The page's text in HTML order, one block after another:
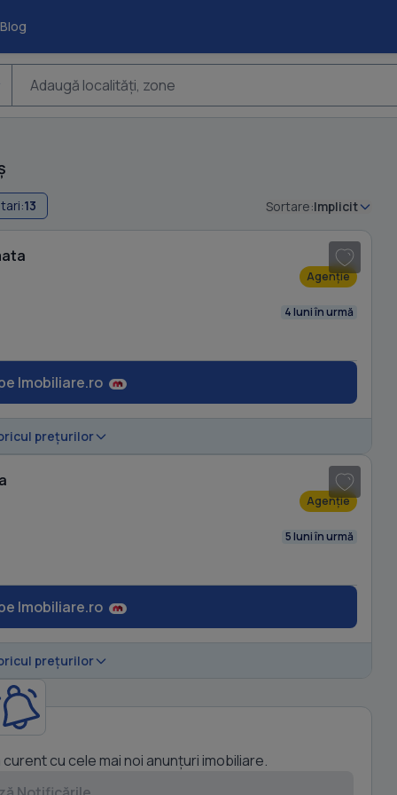
Blog
Adaugă localități, zone
13 Sortare:Implicit
Agenție
4 luni în urmă
Imobiliare.ro
prețurilor
Agenție
5 luni în urmă
Imobiliare.ro
prețurilor
cu cele mai noi anunțuri imobiliare.